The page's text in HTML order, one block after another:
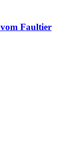
Faultier